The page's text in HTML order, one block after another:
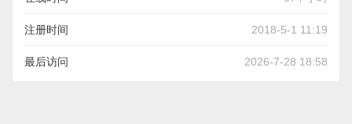
注册时间 2018-5-1 11:19
最后访问 2026-7-28 18:58